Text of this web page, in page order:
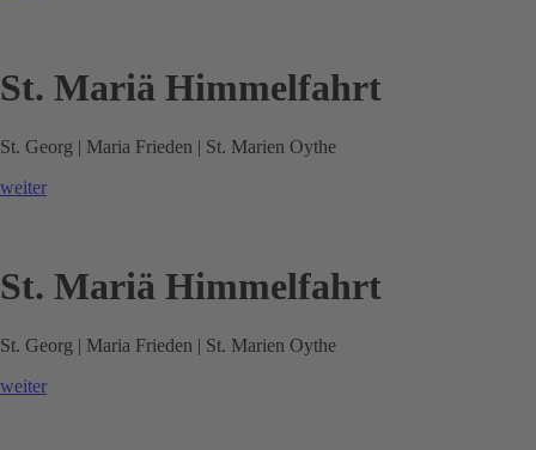
St. Mariä Himmelfahrt
St. Georg | Maria Frieden | St. Marien Oythe
weiter
St. Mariä Himmelfahrt
St. Georg | Maria Frieden | St. Marien Oythe
weiter